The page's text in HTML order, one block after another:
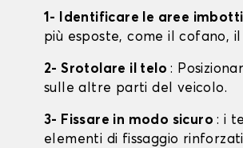
1- Identificare le aree
più esposte, come il cofano,
2- Srotolare il telo:
sulle altre parti del veicolo.
3- Fissare in modo sicuro: i
elementi di fissaggio